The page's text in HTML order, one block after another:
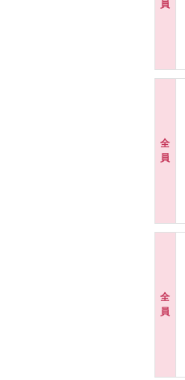
員
全
員
全
員